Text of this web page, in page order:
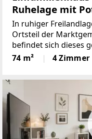
Ruhelage mit
In ruhiger
Ortsteil der
befindet sich dieses
einem im
Grundstück. Die
74 m² 4 Zimmer